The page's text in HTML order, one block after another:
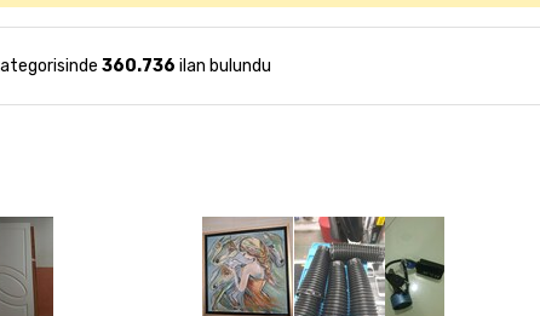
360.736 ilan bulundu